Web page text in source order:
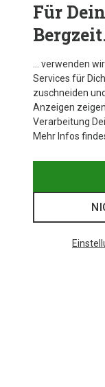
Damen Ortles PTX 3L
Für
… verwenden
Services für
zuschneiden
Anzeigen
Verarbeitung
Mehr Infos